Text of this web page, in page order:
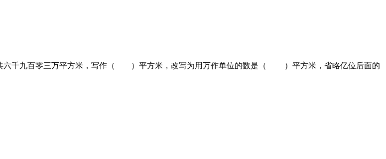
共六千九百零三万平方米，写作（ ）平方米，改写为用万作单位的数是（ ）平方米，省略亿位后面的